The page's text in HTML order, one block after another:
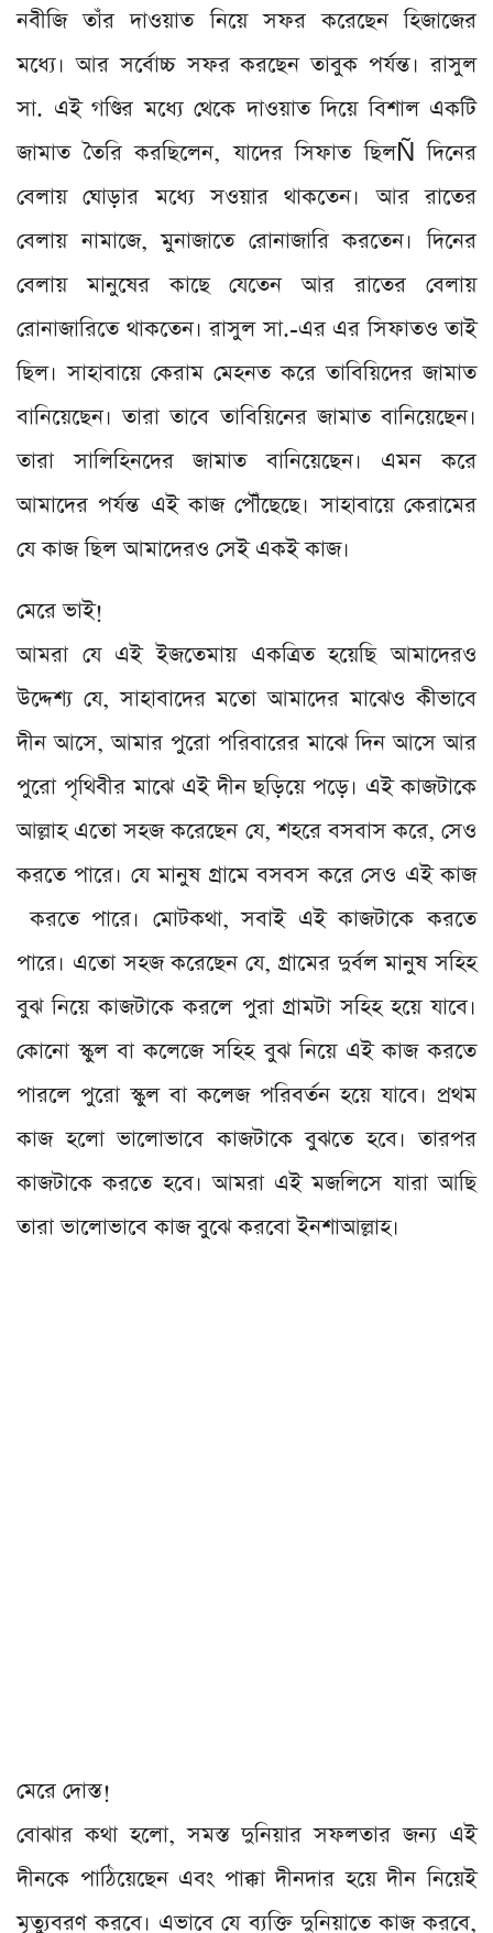
নবীজি তাঁর দাওয়াত নিয়ে সফর করেছেন হিজাজের
মধ্যে। আর সর্বোচ্চ সফর করছেন তাবুক পর্যন্ত। রাসুল
সা. এই গণ্ডির মধ্যে থেকে দাওয়াত দিয়ে বিশাল একটি
জামাত তৈরি করছিলেন, যাদের সিফাত ছিলÑ দিনের
বেলায় ঘোড়ার মধ্যে সওয়ার থাকতেন। আর রাতের
বেলায় নামাজে, মুনাজাতে রোনাজারি করতেন। দিনের
বেলায় মানুষের কাছে যেতেন আর রাতের বেলায়
রোনাজারিতে থাকতেন। রাসুল সা.-এর এর সিফাতও তাই
ছিল। সাহাবায়ে কেরাম মেহনত করে তাবিয়িদের জামাত
বানিয়েছেন। তারা তাবে তাবিয়িনের জামাত বানিয়েছেন।
তারা সালিহিনদের জামাত বানিয়েছেন। এমন করে
আমাদের পর্যন্ত এই কাজ পৌঁছেছে। সাহাবায়ে কেরামের
যে কাজ ছিল আমাদেরও সেই একই কাজ।
মেরে ভাই!
আমরা যে এই ইজতেমায় একত্রিত হয়েছি আমাদেরও
উদ্দেশ্য যে, সাহাবাদের মতো আমাদের মাঝেও কীভাবে
দীন আসে, আমার পুরো পরিবারের মাঝে দিন আসে আর
পুরো পৃথিবীর মাঝে এই দীন ছড়িয়ে পড়ে। এই কাজটাকে
আল্লাহ এতো সহজ করেছেন যে, শহরে বসবাস করে, সেও
করতে পারে। যে মানুষ গ্রামে বসবস করে সেও এই কাজ
করতে পারে। মোটকথা, সবাই এই কাজটাকে করতে
পারে। এতো সহজ করেছেন যে, গ্রামের দুর্বল মানুষ সহিহ
বুঝ নিয়ে কাজটাকে করলে পুরা গ্রামটা সহিহ হয়ে যাবে।
কোনো স্কুল বা কলেজে সহিহ বুঝ নিয়ে এই কাজ করতে
পারলে পুরো স্কুল বা কলেজ পরিবর্তন হয়ে যাবে। প্রথম
কাজ হলো ভালোভাবে কাজটাকে বুঝতে হবে। তারপর
কাজটাকে করতে হবে। আমরা এই মজলিসে যারা আছি
তারা ভালোভাবে কাজ বুঝে করবো ইনশাআল্লাহ।
মেরে দোস্ত!
বোঝার কথা হলো, সমস্ত দুনিয়ার সফলতার জন্য এই
দীনকে পাঠিয়েছেন এবং পাক্কা দীনদার হয়ে দীন নিয়েই
মৃত্যুবরণ করবে। এভাবে যে ব্যক্তি দুনিয়াতে কাজ করবে,